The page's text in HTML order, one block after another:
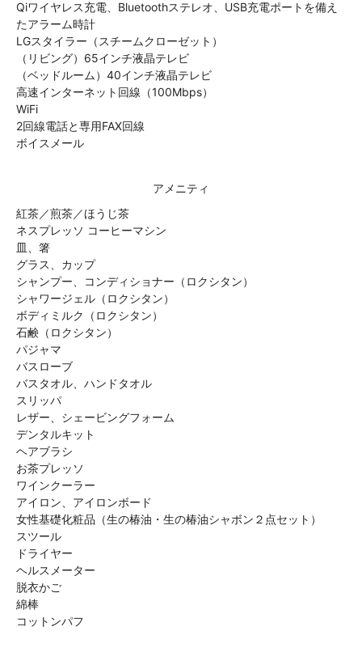
Qiワイヤレス充電、Bluetoothステレオ、USB充電ポートを備え
たアラーム時計
LGスタイラー（スチームクローゼット）
（リビング）65インチ液晶テレビ
（ベッドルーム）40インチ液晶テレビ
高速インターネット回線（100Mbps）
WiFi
2回線電話と専用FAX回線
ボイスメール
アメニティ
紅茶／煎茶／ほうじ茶
ネスプレッソ コーヒーマシン
皿、箸
グラス、カップ
シャンプー、コンディショナー（ロクシタン）
シャワージェル（ロクシタン）
ボディミルク（ロクシタン）
石鹸（ロクシタン）
パジャマ
バスローブ
バスタオル、ハンドタオル
スリッパ
レザー、シェービングフォーム
デンタルキット
ヘアブラシ
お茶プレッソ
ワインクーラー
アイロン、アイロンボード
女性基礎化粧品（生の椿油・生の椿油シャボン２点セット）
スツール
ドライヤー
ヘルスメーター
脱衣かご
綿棒
コットンパフ